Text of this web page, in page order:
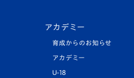
アカデミー
育成からのお知らせ
アカデミー
U-18